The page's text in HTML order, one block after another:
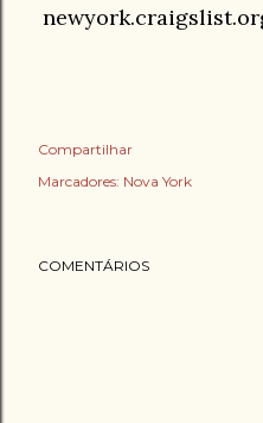
Compartilhar
Marcadores: Nova York
COMENTÁRIOS